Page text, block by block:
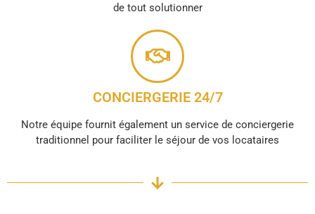
de tout solutionner
CONCIERGERIE 24/7
Notre équipe fournit également un service de conciergerie
traditionnel pour faciliter le séjour de vos locataires